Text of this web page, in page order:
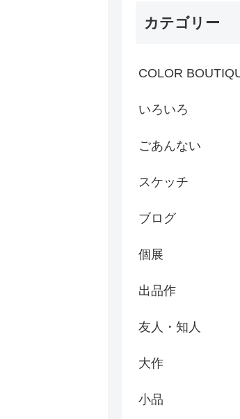
カテゴリー
COLOR
いろいろ
ごあんない
スケッチ
ブログ
個展
出品作
友人・知人
大作
小品